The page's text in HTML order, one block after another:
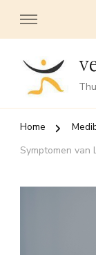
Home
Symptomen van